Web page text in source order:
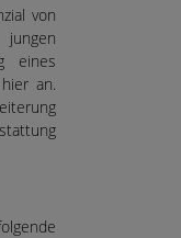
von
eines
an.